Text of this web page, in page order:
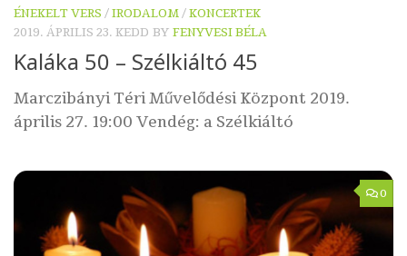
ÉNEKELT VERS /IRODALOM/KONCERTEK
2019. ÁPRILIS 23. KEDD BY FENYVESI BÉLA
Kaláka 50 – Szélkiáltó 45
Marczibányi Téri Művelődési Központ 2019.
április 27. 19:00 Vendég: a Szélkiáltó
0